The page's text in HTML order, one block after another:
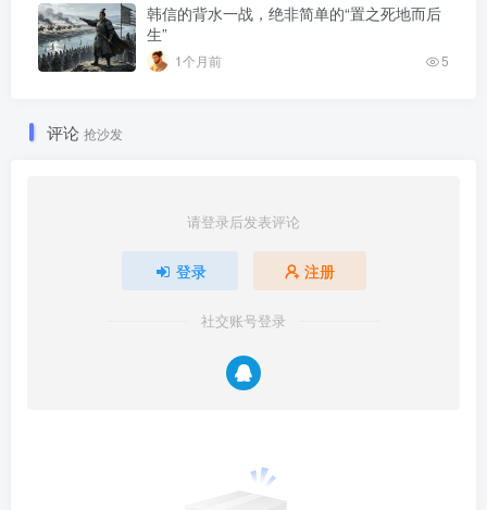
韩信的背水一战，绝非简单的“置之死地而后
生”
1个月前 5
评论 抢沙发
请登录后发表评论
登录 注册
社交账号登录